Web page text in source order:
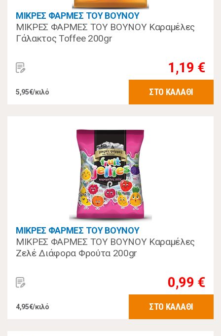
ΜΙΚΡΕΣ ΦΑΡΜΕΣ ΤΟΥ ΒΟΥΝΟΥ
ΜΙΚΡΕΣ ΦΑΡΜΕΣ ΤΟΥ ΒΟΥΝΟΥ Καραμέλες
Γάλακτος Toffee 200gr
1,19 €
5,95€/κιλό ΣΤΟ ΚΑΛΑΘΙ
ΜΙΚΡΕΣ ΦΑΡΜΕΣ ΤΟΥ ΒΟΥΝΟΥ
ΜΙΚΡΕΣ ΦΑΡΜΕΣ ΤΟΥ ΒΟΥΝΟΥ Καραμέλες
Ζελέ Διάφορα Φρούτα 200gr
0,99 €
4,95€/κιλό ΣΤΟ ΚΑΛΑΘΙ